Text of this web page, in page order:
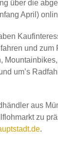
über die
April)
und
um’s
aus
zu
.